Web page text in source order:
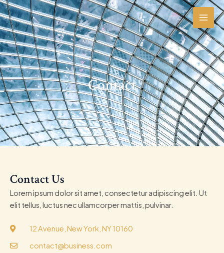
Skip
to
content
Contact
Contact Us
Lorem ipsum dolor sit amet, consectetur adipiscing elit. Ut
elit tellus, luctus nec ullamcorper mattis, pulvinar.
12 Avenue, New York, NY 10160
contact@business.com